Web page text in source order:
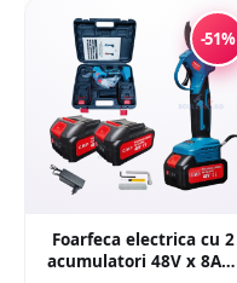
-51%
Foarfeca electrica cu 2
acumulatori 48V x 8AH,